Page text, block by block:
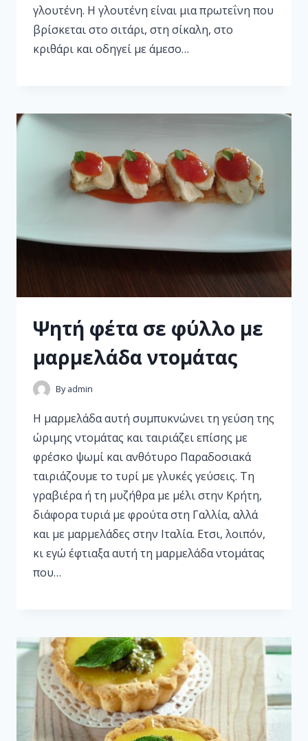
γλουτένη. Η γλουτένη είναι μια πρωτεΐνη που
βρίσκεται στο σιτάρι, στη σίκαλη, στο
κριθάρι και οδηγεί με άμεσο…
Ψητή φέτα σε φύλλο µε
µαρµελάδα ντοµάτας
By admin
Η µαρµελάδα αυτή συµπυκνώνει τη γεύση της
ώριµης ντοµάτας και ταιριάζει επίσης µε
φρέσκο ψωµί και ανθότυρο Παραδοσιακά
ταιριάζουµε το τυρί µε γλυκές γεύσεις. Τη
γραβιέρα ή τη µυζήθρα µε µέλι στην Κρήτη,
διάφορα τυριά µε φρούτα στη Γαλλία, αλλά
και µε µαρµελάδες στην Ιταλία. Ετσι, λοιπόν,
κι εγώ έφτιαξα αυτή τη µαρµελάδα ντοµάτας
που…